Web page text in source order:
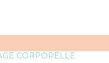
CORPORELLE
post sur les fêtes publié en